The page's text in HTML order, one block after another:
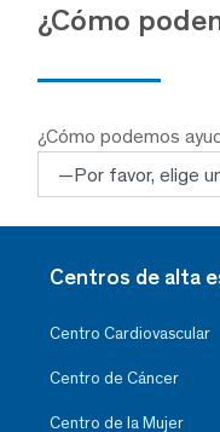
¿Cómo
¿Cómo podemos
Centros de alta
Centro Cardiovascular
Centro de Cáncer
Centro de la Mujer